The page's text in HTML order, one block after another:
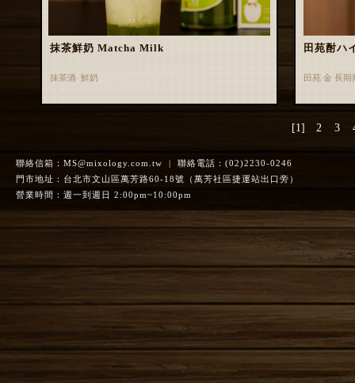
抹茶鮮奶 Matcha Milk
抹茶酒 鮮奶
田苑酎ハ
田苑 金 長
[1] 2 3
聯絡信箱： MS@mixology.com.tw | 聯絡電話：(02)2230-0246
門市地址：台北市文山區萬芳路60-18號（萬芳社區捷運站出口旁）
營業時間：週一到週日 2:00pm~10:00pm